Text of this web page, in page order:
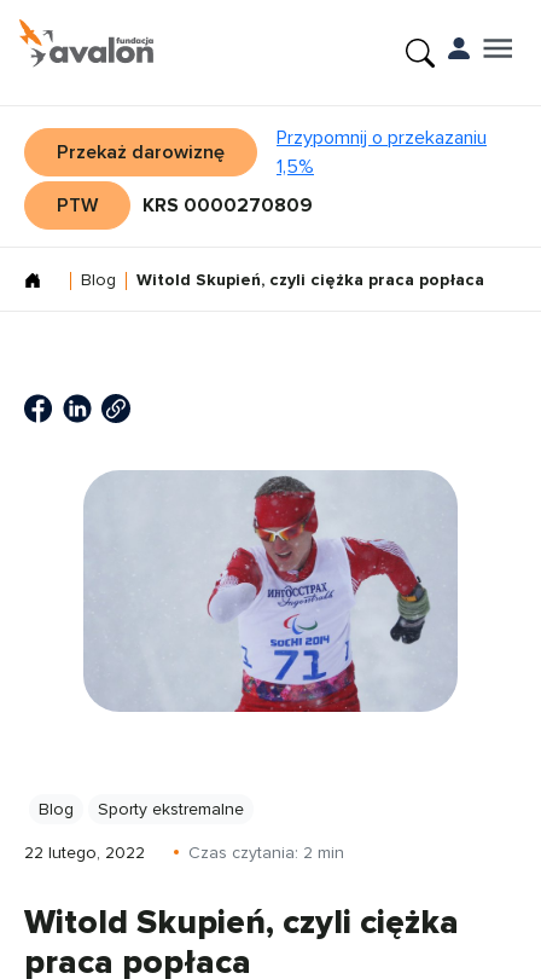
Przekaż darowiznę
Przypomnij o przekazaniu
1,5%
PTW
KRS 0000270809
Blog Witold Skupień, czyli ciężka praca popłaca
Blog Sporty ekstremalne
22 lutego, 2022 Czas czytania: 2 min
Witold Skupień, czyli ciężka
praca popłaca